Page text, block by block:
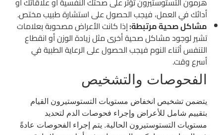
أدائك في العمل، فيجب الحصول على استشارة طبيب مختص.
مشاكل صحية مرتبطة:إذا كانت الأعراض مصحوبة بعلامات
تشير لوجود مشاكل صحية أخرى مثل زيادة الوزن أو انقطاع
التنفس أثناء النوم فيجب الحصول على الرعاية الطبية في
أسرع وقت.
الفحوصات والتشخيص
يتضمن تشخيص انخفاض مستويات التستوستيرون القيام
بتقييم شامل للأعراض وإجراء فحوصات الدم لتحديد
مستويات التستوستيرون الحالية. يتم إجراء الفحوصات عادةً